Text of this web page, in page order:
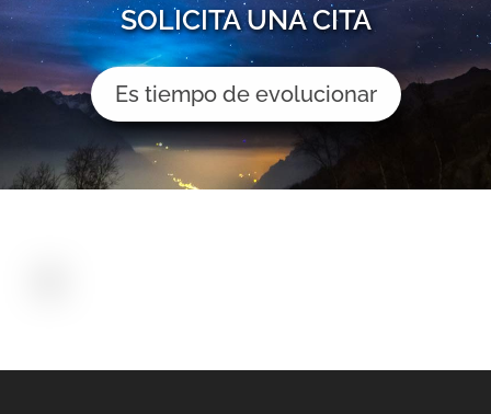
SOLICITA UNA CITA
Es tiempo de evolucionar